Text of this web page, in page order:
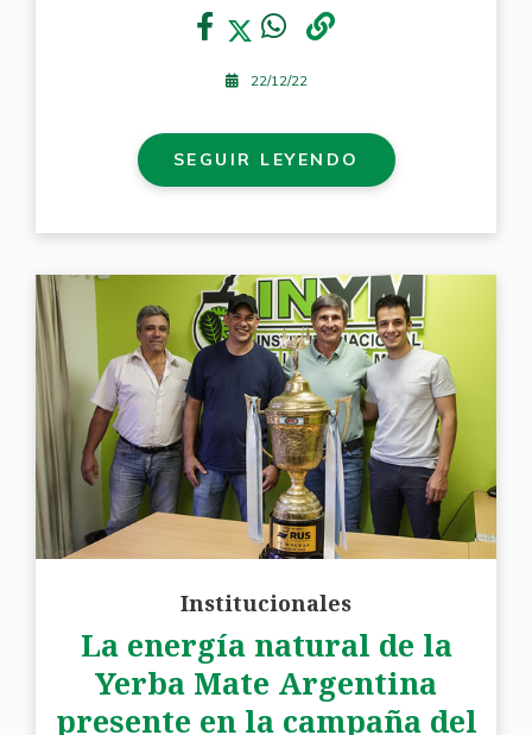
22/12/22
SEGUIR LEYENDO
Institucionales
La energía natural de la
Yerba Mate Argentina
presente en la campaña del